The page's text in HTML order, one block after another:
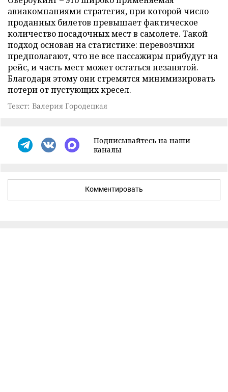
авиакомпаниями стратегия, при которой число
проданных билетов превышает фактическое
количество посадочных мест в самолете. Такой
подход основан на статистике: перевозчики
предполагают, что не все пассажиры прибудут на
рейс, и часть мест может остаться незанятой.
Благодаря этому они стремятся минимизировать
потери от пустующих кресел.
Текст: Валерия Городецкая
Подписывайтесь на наши
каналы
Комментировать